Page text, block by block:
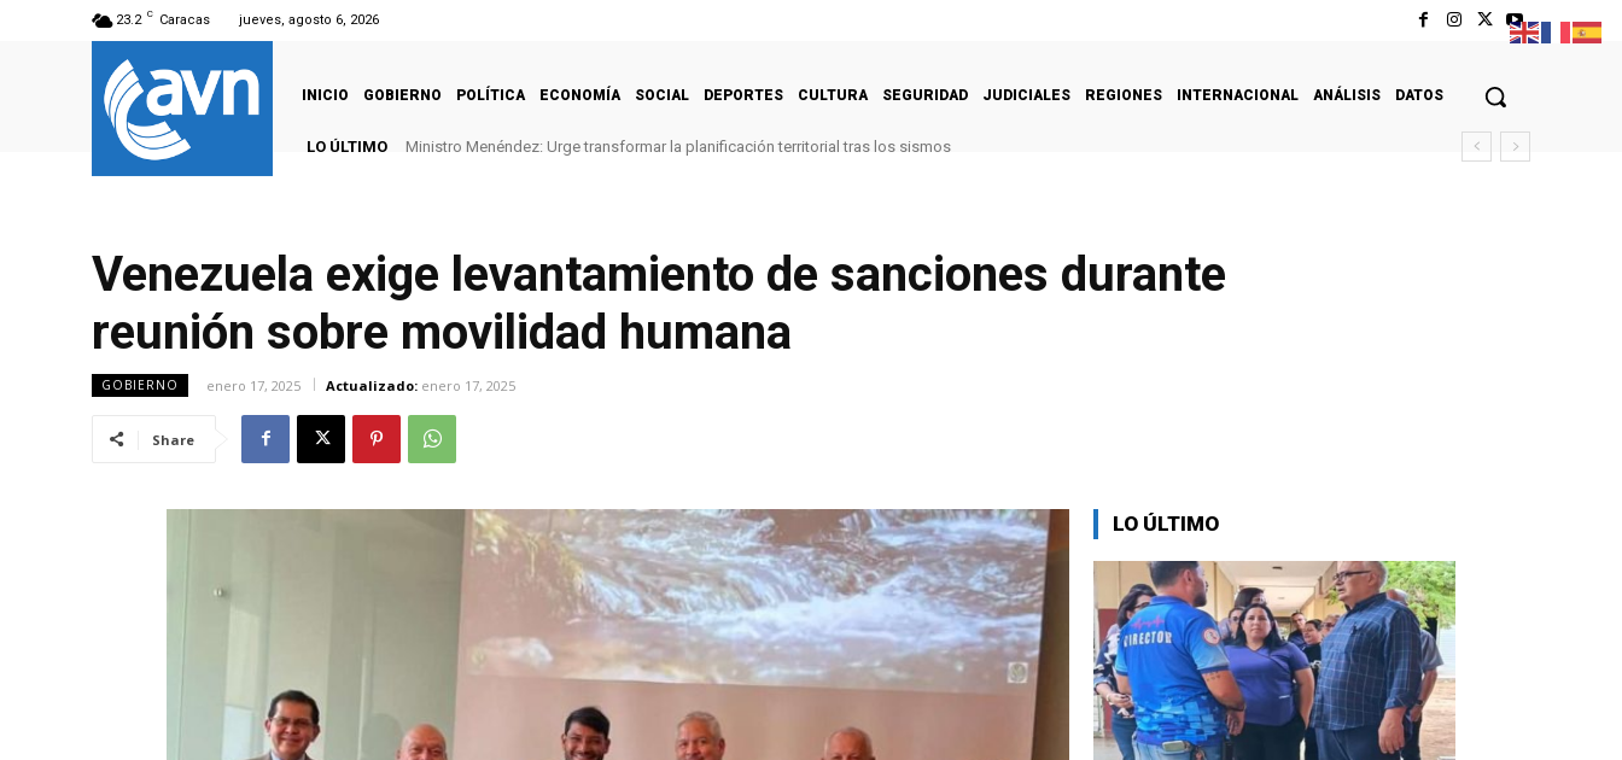
23.2 C Caracas jueves, agosto 6, 2026
INICIO GOBIERNO POLÍTICA ECONOMÍA SOCIAL DEPORTES CULTURA SEGURIDAD JUDICIALES REGIONES INTERNACIONAL ANÁLISIS DATOS
LO ÚLTIMO Ministro Menéndez: Urge transformar la planificación territorial tras los sismos
Venezuela exige levantamiento de sanciones durante
reunión sobre movilidad humana
GOBIERNO enero 17, 2025 Actualizado: enero 17, 2025
Share
LO ÚLTIMO